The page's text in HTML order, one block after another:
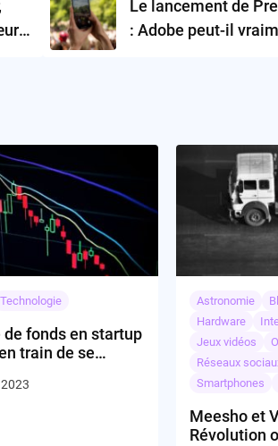
Le lancement de
: Adobe peut-il
Technologie
de fonds en startup
train de se
?
Astronomie
Hardware
Jeux vidéos
Réseaux
Smartphones
Meesho et
Révolution